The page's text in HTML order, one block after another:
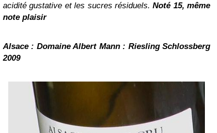
acidité gustative et les sucres résiduels.Noté 15, même
note plaisir
Alsace : Domaine Albert Mann : Riesling Schlossberg
2009